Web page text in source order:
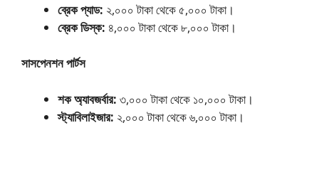
ব্রেক প্যাড: ২,০০০ টাকা থেকে ৫,০০০ টাকা।
ব্রেক ডিস্ক: ৪,০০০ টাকা থেকে ৮,০০০ টাকা।
সাসপেনশন পার্টস
শক অ্যাবজর্বার: ৩,০০০ টাকা থেকে ১০,০০০ টাকা।
স্ট্যাবিলাইজার: ২,০০০ টাকা থেকে ৬,০০০ টাকা।